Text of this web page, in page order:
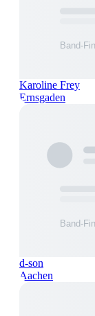
Karoline Frey
Ernsgaden
d-son
Aachen